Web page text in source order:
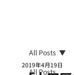
All Posts
All Posts
2019年4月19日